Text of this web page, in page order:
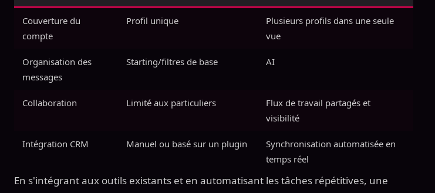
Couverture du
compte
Profil unique
Plusieurs profils dans une seule
vue
Organisation des
messages
Starting/filtres de base AI
Collaboration Limité aux particuliers
Flux de travail partagés et
visibilité
Intégration CRM Manuel ou basé sur un plugin
Synchronisation automatisée en
temps réel
En s'intégrant aux outils existants et en automatisant les tâches répétitives, une